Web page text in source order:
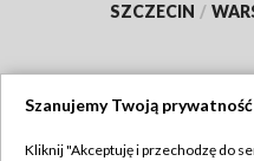
SZCZECIN /
Szanujemy Twoją prywatność
Kliknij "Akceptuję i przechodzę do